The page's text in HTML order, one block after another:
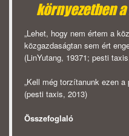
környezetben
„Lehet, hogy nem értem a
közgazdaságtan sem ért
(LinYutang, 19371; pesti
„Kell még torzítanunk ezen a
(pesti taxis, 2013)
Összefoglaló